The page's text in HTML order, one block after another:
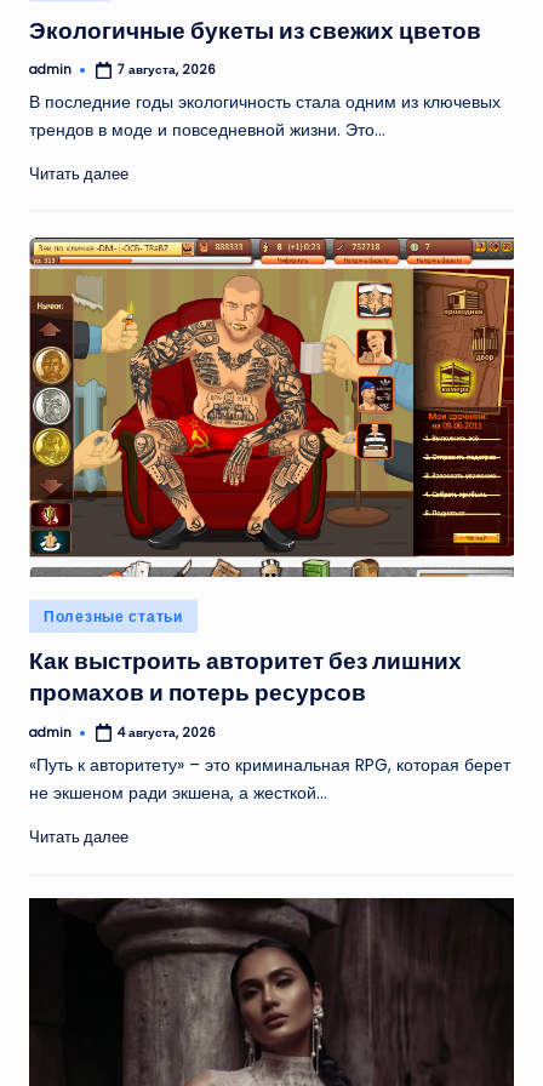
в
Экологичные букеты из свежих цветов
Запись
admin 7 августа, 2026
В последние годы экологичность стала одним из ключевых
трендов в моде и повседневной жизни. Это…
Читать далее
Опубликовано
в
Полезные статьи
Как выстроить авторитет без лишних
промахов и потерь ресурсов
Запись
admin 4 августа, 2026
«Путь к авторитету» – это криминальная RPG, которая берет
не экшеном ради экшена, а жесткой…
Читать далее